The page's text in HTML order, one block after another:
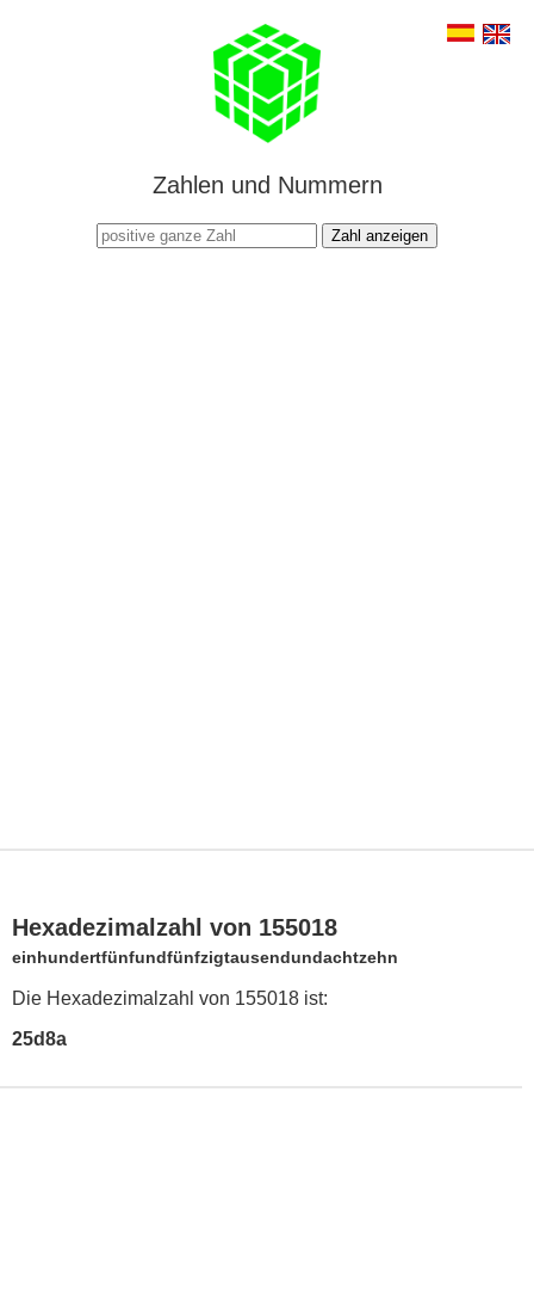
Zahlen und Nummern
Zahl anzeigen
Hexadezimalzahl von 155018
einhundertfünfundfünfzigtausendundachtzehn
Die Hexadezimalzahl von 155018 ist:
25d8a